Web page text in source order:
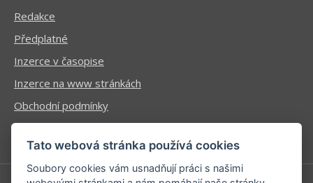
Redakce
Předplatné
Inzerce v časopise
Inzerce na www stránkách
Obchodní podmínky
Ochrana osobních údajů
Tato webová stránka používá cookies
Soubory cookies vám usnadňují práci s našimi